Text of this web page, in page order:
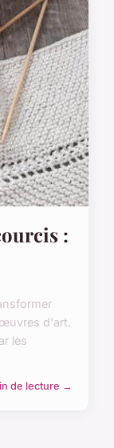
:
d'art.
les
de lecture →